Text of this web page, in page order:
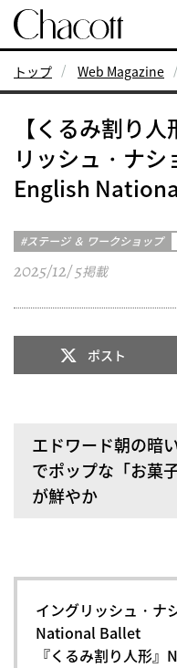
トップ Web Magazine
【くるみ割り
リッシュ・ナ
English
ステージ ＆ ワークショップ
2025/12/ 5掲載
ポスト
エドワード朝の暗
でポップな「お菓
が鮮やか
イングリッシュ・ナ
National Ballet
『くるみ割り人形